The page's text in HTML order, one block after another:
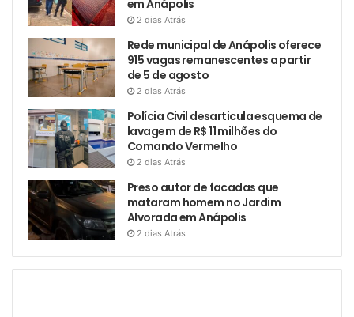
em Anápolis
2 dias Atrás
Rede municipal de Anápolis oferece
915 vagas remanescentes a partir
de 5 de agosto
2 dias Atrás
Polícia Civil desarticula esquema de
lavagem de R$ 11 milhões do
Comando Vermelho
2 dias Atrás
Preso autor de facadas que
mataram homem no Jardim
Alvorada em Anápolis
2 dias Atrás